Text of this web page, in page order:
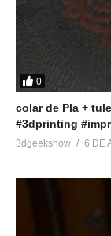
0
colar de Pla +
#3dprinting
3dgeekshow 6 DE